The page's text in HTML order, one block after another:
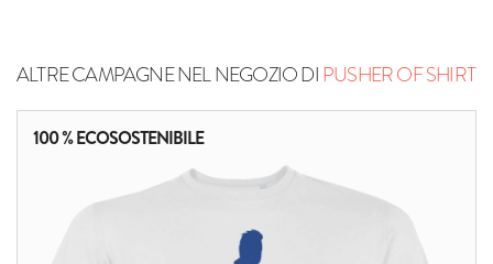
ALTRE CAMPAGNE NEL NEGOZIO DIPUSHER OF SHIRT
100 % ECOSOSTENIBILE